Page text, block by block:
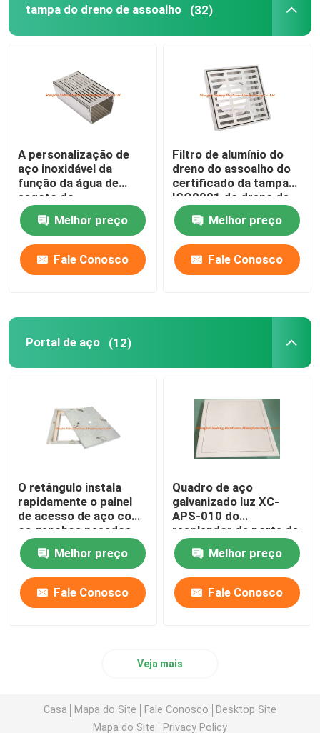
tampa do dreno de assoalho (32)
A personalização de
aço inoxidável da
função da água de
esgoto do
comprimento do dreno
de assoalho 0.5m
aceita
Melhor preço
Fale Conosco
Filtro de alumínio do
dreno do assoalho do
certificado da tampa
ISO9001 do dreno de
assoalho do quadrado
do metalMelhor preço
Fale Conosco
Portal de aço (12)
O retângulo instala
rapidamente o painel
de acesso de aço com
os ganchos pesados
do portal quatro
Melhor preço
Fale Conosco
Quadro de aço
galvanizado luz XC-
APS-010 do
resplendor da porta de
acesso do portal do
teto
Melhor preço
Fale Conosco
Veja mais
Casa Mapa do Site Fale Conosco
Desktop Site
Mapa do Site
Privacy Policy